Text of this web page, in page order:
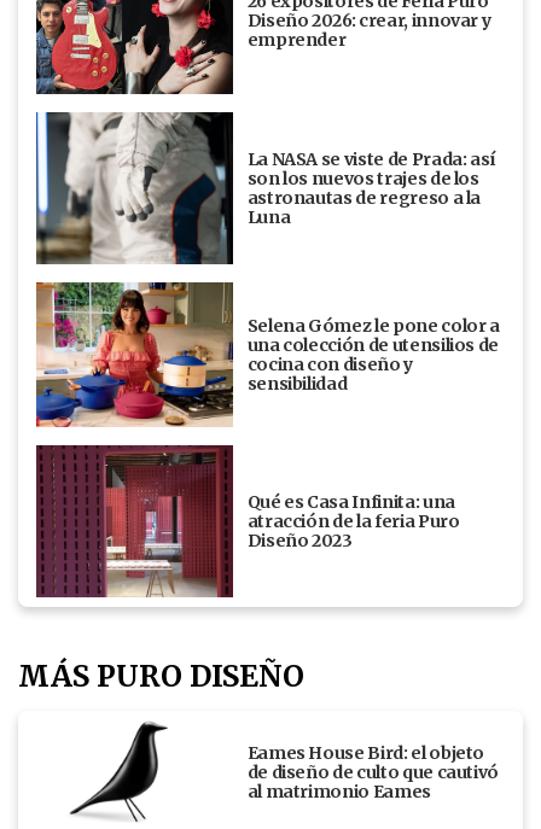
Diseño 2026: crear, innovar y
emprender
La NASA se viste de Prada: así
son los nuevos trajes de los
astronautas de regreso a la
Luna
Selena Gómez le pone color a
una colección de utensilios de
cocina con diseño y
sensibilidad
Qué es Casa Infinita: una
atracción de la feria Puro
Diseño 2023
MÁS PURO DISEÑO
Eames House Bird: el objeto
de diseño de culto que cautivó
al matrimonio Eames